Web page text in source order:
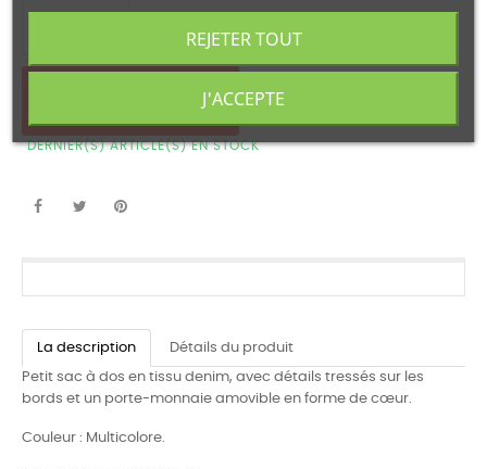
DERNIER(S) ARTICLE(S) EN STOCK
La description Détails du produit
Petit sac à dos en tissu denim, avec détails tressés sur les
bords et un porte-monnaie amovible en forme de cœur.
Couleur : Multicolore.
REJETER TOUT
J'ACCEPTE